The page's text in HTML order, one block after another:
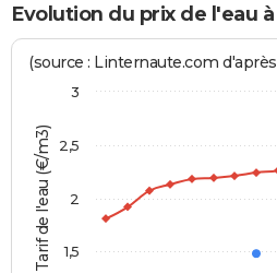
Evolution du prix de l'eau
Tarif de l'eau (€/m3)
(source : Linternaute.com d'après
1,5
2
2,5
3